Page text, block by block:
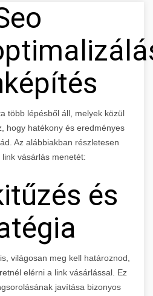
több lépésből áll, melyek közül
hogy hatékony és eredményes
Az alábbiakban részletesen
vásárlás menetét:
és
világosan meg kell határoznod,
elérni a link vásárlással. Ez
javítása bizonyos